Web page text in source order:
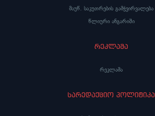
მაუწ. საკუთრების გამჭვირვალება
წლიური ანგარიში
რეკლამა
რეკლამა
სარედაქციო პოლიტიკა